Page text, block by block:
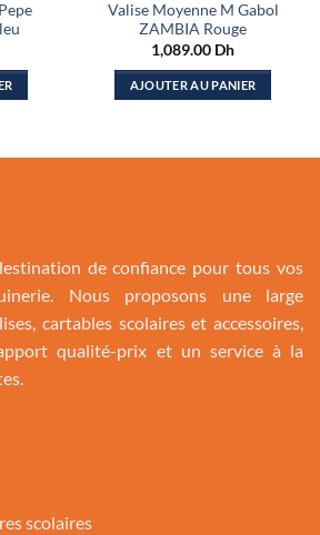
Valise Moyenne M Gabol
ZAMBIA Rouge
1,089.00 Dh
AJOUTER AU PANIER
de confiance pour tous vos
Nous proposons une large
cartables scolaires et accessoires,
qualité-prix et un service à la
scolaires